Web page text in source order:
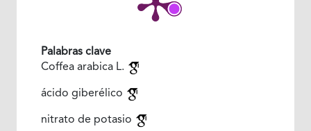
Palabras clave
Coffea arabica L.
ácido giberélico
nitrato de potasio